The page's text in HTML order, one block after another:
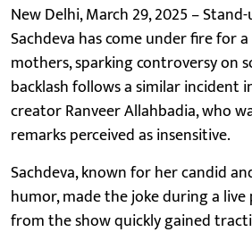
New Delhi, March 29, 2025 –
Sachdeva has come under fire for
mothers, sparking controversy on
backlash follows a similar incident
creator Ranveer Allahbadia, who
remarks perceived as insensitive.
Sachdeva, known for her candid
humor, made the joke during a
from the show quickly gained